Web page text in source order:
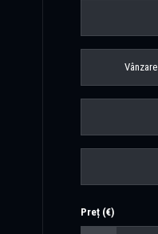
Vânzare
Preț (€)